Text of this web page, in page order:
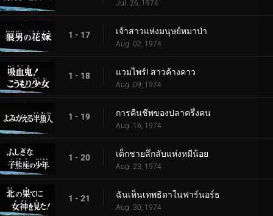
Jul. 26, 1974
1 - 17 เจ้าสาวแห่งมนุษย์หมาป่า
Aug. 02, 1974
1 - 18 แวมไพร์! สาวค้างคาว
Aug. 09, 1974
1 - 19 การคืนชีพของปลาครึ่งคน
Aug. 16, 1974
1 - 20 เด็กชายลึกลับแห่งหมีน้อย
Aug. 23, 1974
1 - 21 ฉันเห็นเทพธิดาในฟาร์นอร์ธ
Aug. 30, 1974